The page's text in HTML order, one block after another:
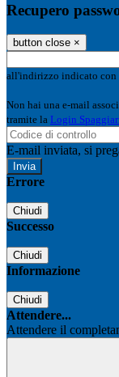
Recupero
button close ×
all'indirizzo indicato con
Non hai una e-mail
tramite la Login
E-mail inviata, si
Errore
Chiudi
Successo
Chiudi
Informazione
Chiudi
Attendere...
Attendere il